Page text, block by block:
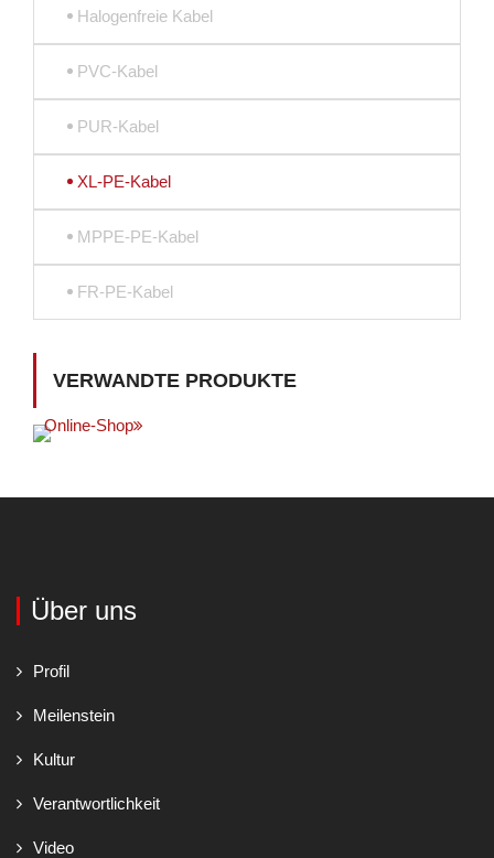
Halogenfreie Kabel
PVC-Kabel
PUR-Kabel
XL-PE-Kabel
MPPE-PE-Kabel
FR-PE-Kabel
VERWANDTE PRODUKTE
Online-Shop
Über uns
Profil
Meilenstein
Kultur
Verantwortlichkeit
Video